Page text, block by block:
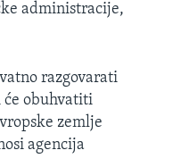
administracije,
razgovarati
će obuhvatiti
zemlje
agencija